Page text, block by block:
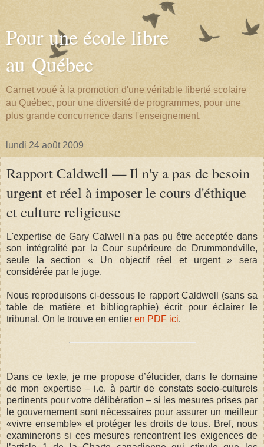
Pour une école libre
au Québec
Carnet voué à la promotion d'une véritable liberté scolaire
au Québec, pour une diversité de programmes, pour une
plus grande concurrence dans l'enseignement.
lundi 24 août 2009
Rapport Caldwell — Il n'y a pas de besoin
urgent et réel à imposer le cours d'éthique
et culture religieuse
L'expertise de Gary Calwell n'a pas pu être acceptée dans
son intégralité par la Cour supérieure de Drummondville,
seule la section « Un objectif réel et urgent » sera
considérée par le juge.
Nous reproduisons ci-dessous le rapport Caldwell (sans sa
table de matière et bibliographie) écrit pour éclairer le
tribunal. On le trouve en entier en PDF ici.
Dans ce texte, je me propose d’élucider, dans le domaine
de mon expertise – i.e. à partir de constats socio-culturels
pertinents pour votre délibération – si les mesures prises par
le gouvernement sont nécessaires pour assurer un meilleur
«vivre ensemble» et protéger les droits de tous. Bref, nous
examinerons si ces mesures rencontrent les exigences de